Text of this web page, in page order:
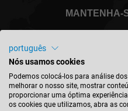
MANTENHA-
português
Nós usamos cookies
Podemos colocá-los para análise
melhorar o nosso site, mostrar
proporcionar uma óptima
os cookies que utilizamos, abra as